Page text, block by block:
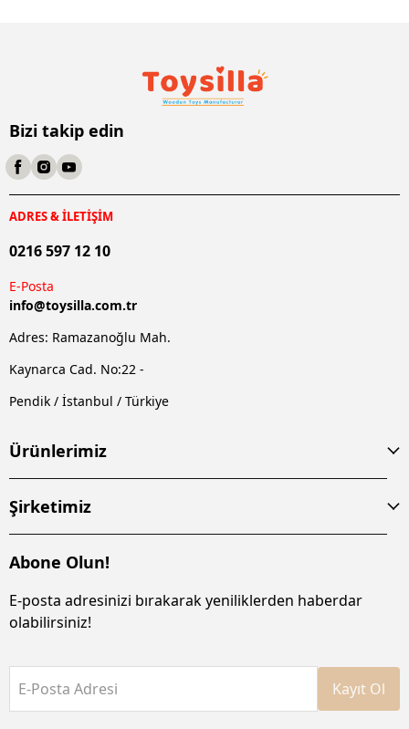
Bizi takip edin
ADRES & İLETİŞİM
0216 597 12 10
E-Posta
info@toysilla.com.tr
Adres: Ramazanoğlu Mah.
Kaynarca Cad. No:22 -
Pendik / İstanbul / Türkiye
Ürünlerimiz
Şirketimiz
Abone Olun!
E-posta adresinizi bırakarak yeniliklerden haberdar
olabilirsiniz!
E-Posta Adresi Kayıt Ol